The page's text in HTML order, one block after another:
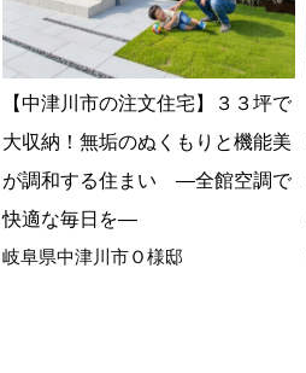
【中津川市の注文住宅】３３坪で
大収納！無垢のぬくもりと機能美
が調和する住まい ―全館空調で
快適な毎日を―
岐阜県中津川市Ｏ様邸